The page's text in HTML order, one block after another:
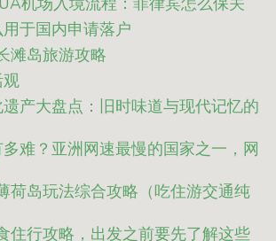
于国内申请落户
滩岛旅游攻略
产大盘点：旧时味道与现代记忆的
难？亚洲网速最慢的国家之一，网
荷岛玩法综合攻略（吃住游交通纯
住行攻略，出发之前要先了解这些